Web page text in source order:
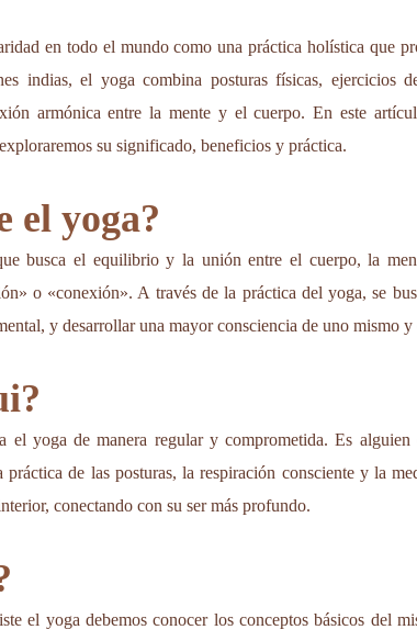
en todo el mundo como una práctica holística que
indias, el yoga combina posturas físicas, ejercicios
armónica entre la mente y el cuerpo. En este
su significado, beneficios y práctica.
el yoga?
busca el equilibrio y la unión entre el cuerpo, la
o «conexión». A través de la práctica del yoga, se
y desarrollar una mayor consciencia de uno mismo y
el yoga de manera regular y comprometida. Es
de las posturas, la respiración consciente y la
conectando con su ser más profundo.
el yoga debemos conocer los conceptos básicos del